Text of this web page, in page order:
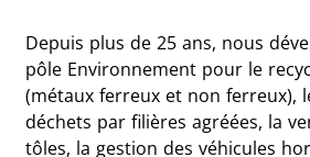
Depuis plus de 25 ans, nous
pôle Environnement pour le
(métaux ferreux et non ferreux),
déchets par filières agréées, la
tôles, la gestion des véhicules